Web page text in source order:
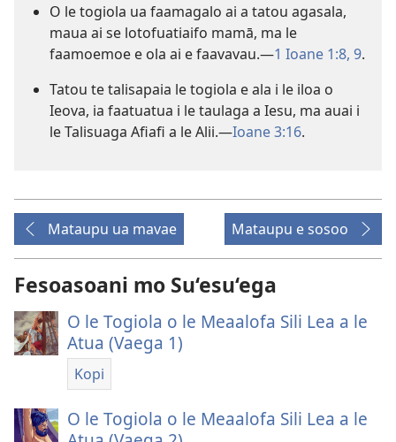
O le togiola ua faamagalo ai a tatou agasala,
maua ai se lotofuatiaifo mamā, ma le
faamoemoe e ola ai e faavavau.—1 Ioane 1:8, 9.
Tatou te talisapaia le togiola e ala i le iloa o
Ieova, ia faatuatua i le taulaga a Iesu, ma auai i
le Talisuaga Afiafi a le Alii.—Ioane 3:16.
Mataupu ua mavae Mataupu e sosoo
Fesoasoani mo Su‘esu‘ega
O le Togiola o le Meaalofa Sili Lea a le
Atua (Vaega 1)
Kopi
O le Togiola o le Meaalofa Sili Lea a le